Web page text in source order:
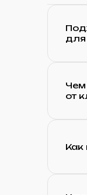
для
Чем
от
Как